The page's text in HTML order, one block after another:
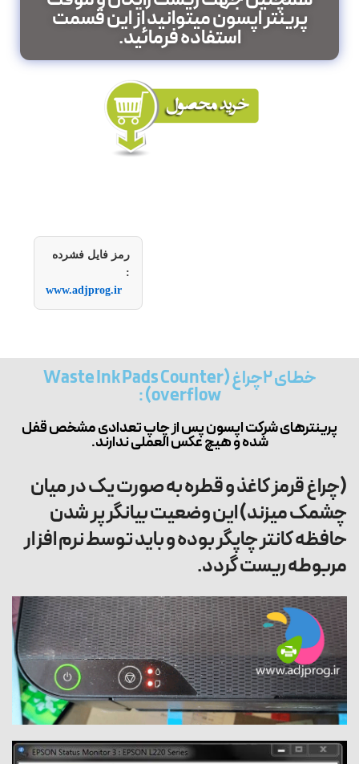
پرینتر اپسون میتوانید از این قسمت
استفاده فرمائید.
رمز فایل فشرده
:
www.adjprog.ir
خطای ۲چراغ (Waste Ink Pads Counter
overflow) :
پرینترهای شرکت اپسون پس از چاپ تعدادی مشخص قفل
شده و هیچ عکس العملی ندارند.
(چراغ قرمز کاغذ و قطره به صورت یک در میان
چشمک میزند) این وضعیت بیانگر پر شدن
حافظه کانتر چاپگر بوده و باید توسط نرم افزار
مربوطه ریست گردد.